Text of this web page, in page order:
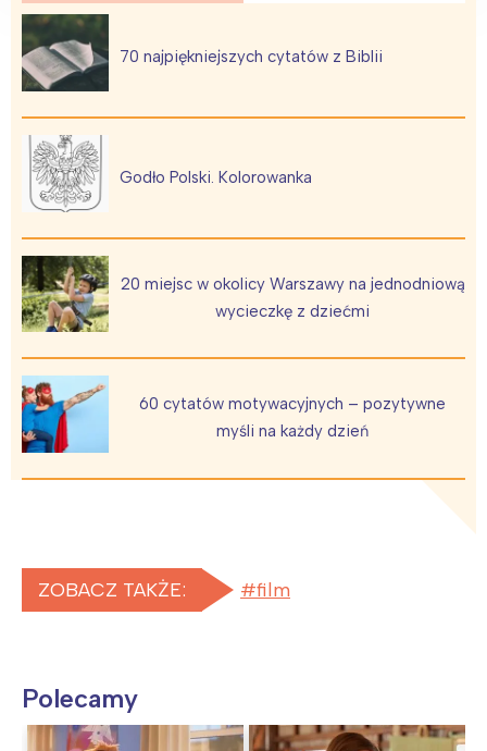
70 najpiękniejszych cytatów z Biblii
Godło Polski. Kolorowanka
20 miejsc w okolicy Warszawy na jednodniową
wycieczkę z dziećmi
60 cytatów motywacyjnych – pozytywne
myśli na każdy dzień
ZOBACZ TAKŻE: film
Polecamy